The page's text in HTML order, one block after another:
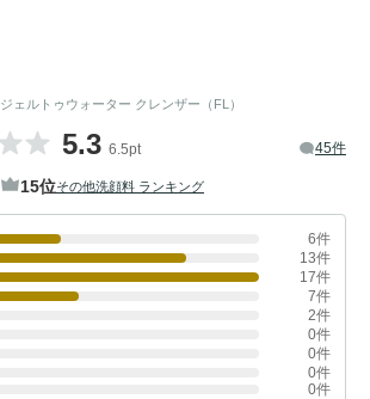
ジェルトゥウォーター クレンザー（FL）
5.3 6.5pt 45件
15位その他洗顔料 ランキング
6件
13件
17件
7件
2件
0件
0件
0件
0件